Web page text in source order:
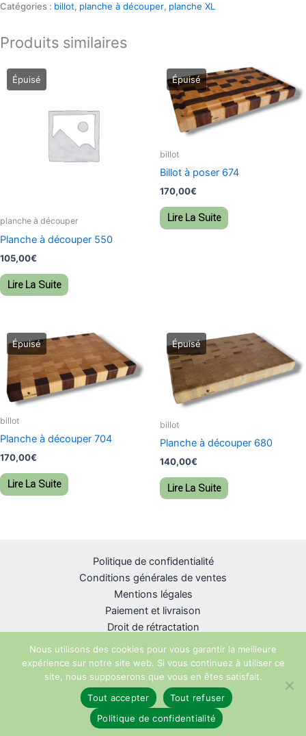
Catégories : billot, planche à découper, planche XL
Produits similaires
planche à découper
Planche à découper 550
105,00€
Lire La Suite
billot
Billot à poser 674
170,00€
Lire La Suite
billot
Planche à découper 704
170,00€
Lire La Suite
billot
Planche à découper 680
140,00€
Lire La Suite
Politique de confidentialité
Conditions générales de ventes
Mentions légales
Paiement et livraison
Droit de rétractation
Copyright © 2026 R-unik Création
Nous utilisons des cookies pour vous garantir la meilleure
expérience sur notre site web. Si vous continuez à utiliser ce
site, nous supposerons que vous en êtes satisfait.
Tout accepter
Tout refuser
Politique de confidentialité